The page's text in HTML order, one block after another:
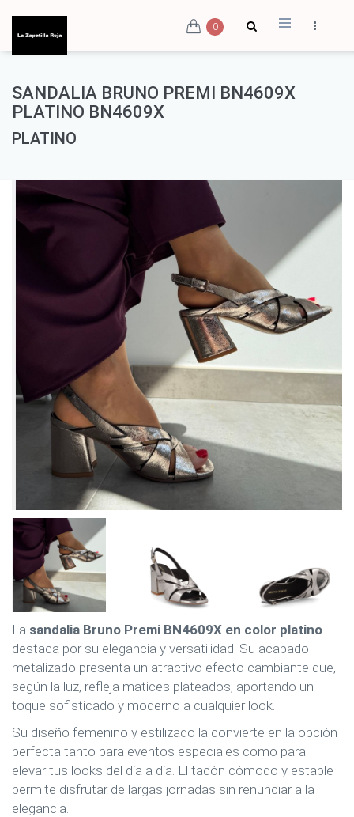
0
SANDALIA BRUNO PREMI BN4609X
PLATINO BN4609X
PLATINO
La sandalia Bruno Premi BN4609X en color platino
destaca por su elegancia y versatilidad. Su acabado
metalizado presenta un atractivo efecto cambiante que,
según la luz, refleja matices plateados, aportando un
toque sofisticado y moderno a cualquier look.
Su diseño femenino y estilizado la convierte en la opción
perfecta tanto para eventos especiales como para
elevar tus looks del día a día. El tacón cómodo y estable
permite disfrutar de largas jornadas sin renunciar a la
elegancia.